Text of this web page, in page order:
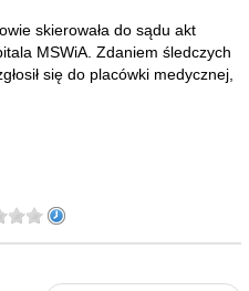
skierowała do sądu akt
MSWiA. Zdaniem śledczych
się do placówki medycznej,